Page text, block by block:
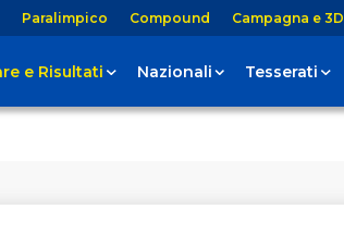
Paralimpico Compound Campagna e 3D
e Risultati Nazionali Tesserati